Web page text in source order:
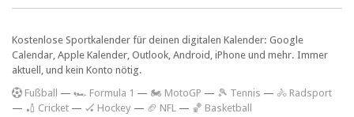
Kostenlose Sportkalender für deinen digitalen Kalender: Google
Calendar, Apple Kalender, Outlook, Android, iPhone und mehr. Immer
aktuell, und kein Konto nötig.
Fußball — 🏎️ Formula 1 — 🏍 MotoGP — 🎾 Tennis — 🚴 Radsport
— 🏏 Cricket — 🏑 Hockey — 🏈 NFL — 🏀 Basketball